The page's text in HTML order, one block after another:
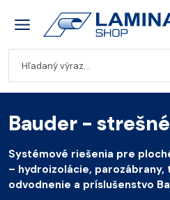
Bauder -
Systémové riešenia pre
– hydroizolácie, parozábrany,
odvodnenie a príslušenstvo